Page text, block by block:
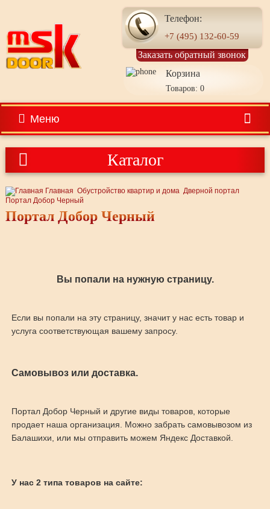
Телефон:
+7 (495) 132-60-59
Заказать обратный звонок
Корзина
Товаров: 0
Меню
Каталог
Главная Обустройство квартир и дома Дверной портал
Портал Добор Черный
Портал Добор Черный
Вы попали на нужную страницу.
Если вы попали на эту страницу, значит у нас есть товар и
услуга соответствующая вашему запросу.
Самовывоз или доставка.
Портал Добор Черный и другие виды товаров, которые
продает наша организация. Можно забрать самовывозом из
Балашихи, или мы отправить можем Яндекс Доставкой.
У нас 2 типа товаров на сайте: